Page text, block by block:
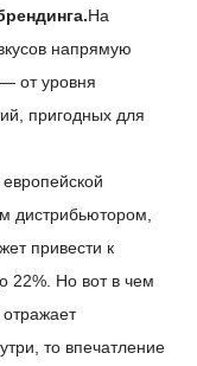
На
напрямую
от уровня
пригодных для
дистрибьютором,
привести к
22%. Но вот в чем
то впечатление